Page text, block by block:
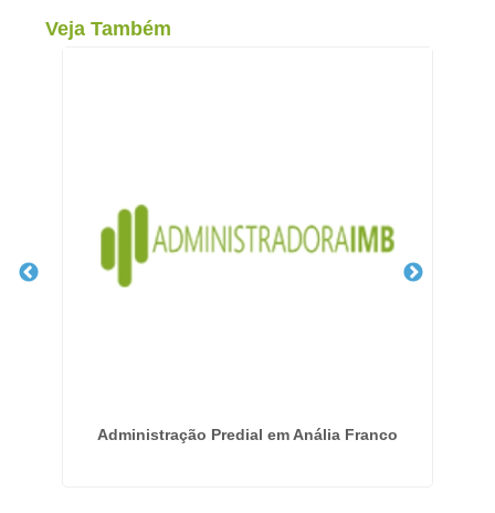
Veja Também
Administração Predial em Anália Franco